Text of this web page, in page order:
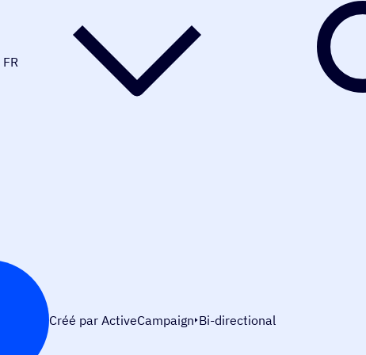
FR
Créé par ActiveCampaign Bi-directional